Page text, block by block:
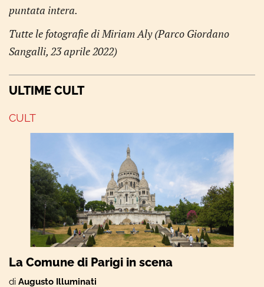
puntata intera.
Tutte le fotografie di Miriam Aly (Parco Giordano
Sangalli, 23 aprile 2022)
ULTIME CULT
CULT
La Comune di Parigi in scena
di Augusto Illuminati